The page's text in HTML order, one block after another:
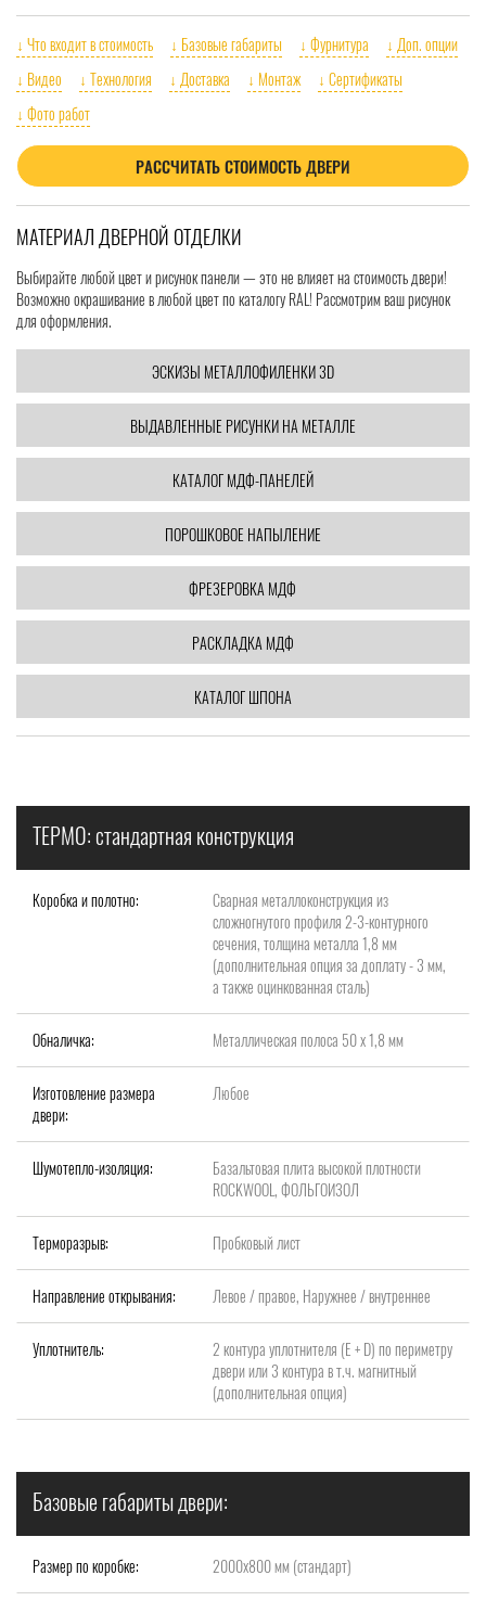
↓ Что входит в стоимость ↓ Базовые габариты ↓ Фурнитура
↓ Доп. опции
↓ Видео
↓ Технология ↓ Доставка ↓ Монтаж
↓ Сертификаты
↓ Фото работ
РАССЧИТАТЬ СТОИМОСТЬ ДВЕРИ
МАТЕРИАЛ ДВЕРНОЙ ОТДЕЛКИ
Выбирайте любой цвет и рисунок панели — это не влияет на стоимость двери!
Возможно окрашивание в любой цвет по каталогу RAL! Рассмотрим ваш рисунок
для оформления.
ЭСКИЗЫ МЕТАЛЛОФИЛЕНКИ 3D
ВЫДАВЛЕННЫЕ РИСУНКИ НА МЕТАЛЛЕ
КАТАЛОГ МДФ-ПАНЕЛЕЙ
ПОРОШКОВОЕ НАПЫЛЕНИЕ
ФРЕЗЕРОВКА МДФ
РАСКЛАДКА МДФ
КАТАЛОГ ШПОНА
ТЕРМО: стандартная конструкция
Коробка и полотно:
Сварная металлоконструкция из
сложногнутого профиля 2-3-контурного
сечения, толщина металла 1,8 мм
(дополнительная опция за доплату - 3 мм,
а также оцинкованная сталь)
Обналичка: Металлическая полоса 50 х 1,8 мм
Изготовление размера
двери:
Любое
Шумотепло-изоляция:
Базальтовая плита высокой плотности
ROCKWOOL, ФОЛЬГОИЗОЛ
Терморазрыв: Пробковый лист
Направление открывания: Левое / правое, Наружнее / внутреннее
Уплотнитель:
2 контура уплотнителя (Е + D) по периметру
двери или 3 контура в т.ч. магнитный
(дополнительная опция)
Базовые габариты двери:
Размер по коробке: 2000x800 мм (стандарт)